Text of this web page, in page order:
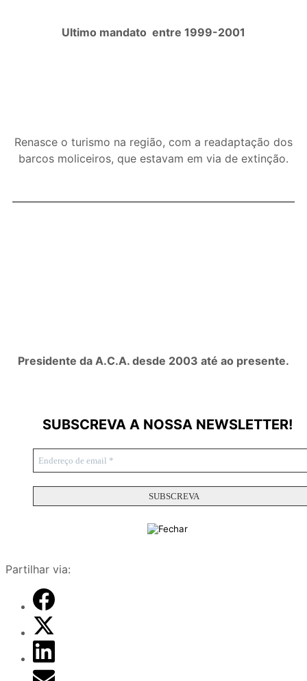
Ultimo mandato entre 1999-2001
Renasce o turismo na região, com a readaptação dos
barcos moliceiros, que estavam em via de extinção.
Presidente da A.C.A. desde 2003 até ao presente.
SUBSCREVA A NOSSA NEWSLETTER!
Partilhar via: